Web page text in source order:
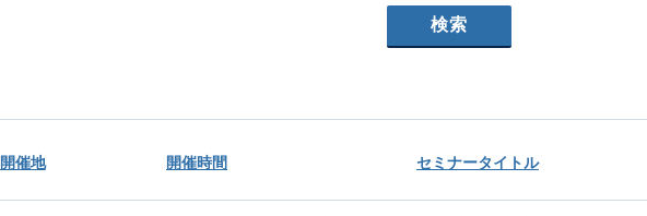
開催地 開催時間 セミナータイトル